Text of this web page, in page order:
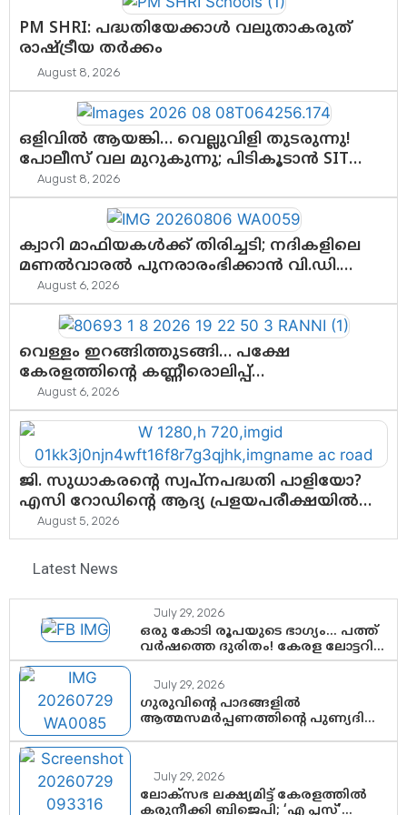
PM SHRI: പദ്ധതിയേക്കാൾ വലുതാകരുത്
രാഷ്ട്രീയ തർക്കം
August 8, 2026
ഒളിവിൽ ആയങ്കി… വെല്ലുവിളി തുടരുന്നു!
പോലീസ് വല മുറുകുന്നു; പിടികൂടാൻ SIT
രംഗത്ത്. ഇനി ചോദ്യം ആയങ്കി എവിടെ
എന്നത് മാത്രം അല്ല—ആയങ്കി
കസ്റ്റഡിയിലായാൽ പുറത്തുവരുക
എന്തൊക്കെ വിവരങ്ങൾ?”
August 8, 2026
ക്വാറി മാഫിയകൾക്ക് തിരിച്ചടി; നദികളിലെ
മണൽവാരൽ പുനരാരംഭിക്കാൻ വി.ഡി.
സർക്കാർ തീരുമാനം
August 6, 2026
വെള്ളം ഇറങ്ങിത്തുടങ്ങി… പക്ഷേ
കേരളത്തിന്റെ കണ്ണീരൊലിപ്പ്
എന്നവസാനിക്കും?
August 6, 2026
ജി. സുധാകരന്റെ സ്വപ്നപദ്ധതി പാളിയോ?
എസി റോഡിന്റെ ആദ്യ പ്രളയപരീക്ഷയിൽ
ഉയരുന്നത് ഗുരുതര ചോദ്യങ്ങൾ
August 5, 2026
Latest News
July 29, 2026
ഒരു കോടി രൂപയുടെ ഭാഗ്യം… പത്ത്
വർഷത്തെ ദുരിതം! കേരള ലോട്ടറി
സംവിധാനത്തെ ചോദ്യം ചെയ്ത്
കോയയുടെ പോരാട്ടം
July 29, 2026
ഗുരുവിന്റെ പാദങ്ങളിൽ
ആത്മസമർപ്പണത്തിന്റെ പുണ്യദിനം;
July 29, 2026
ലോക്സഭ ലക്ഷ്യമിട്ട് കേരളത്തിൽ
കരുനീക്കി ബിജെപി; ‘എ പ്ലസ്’